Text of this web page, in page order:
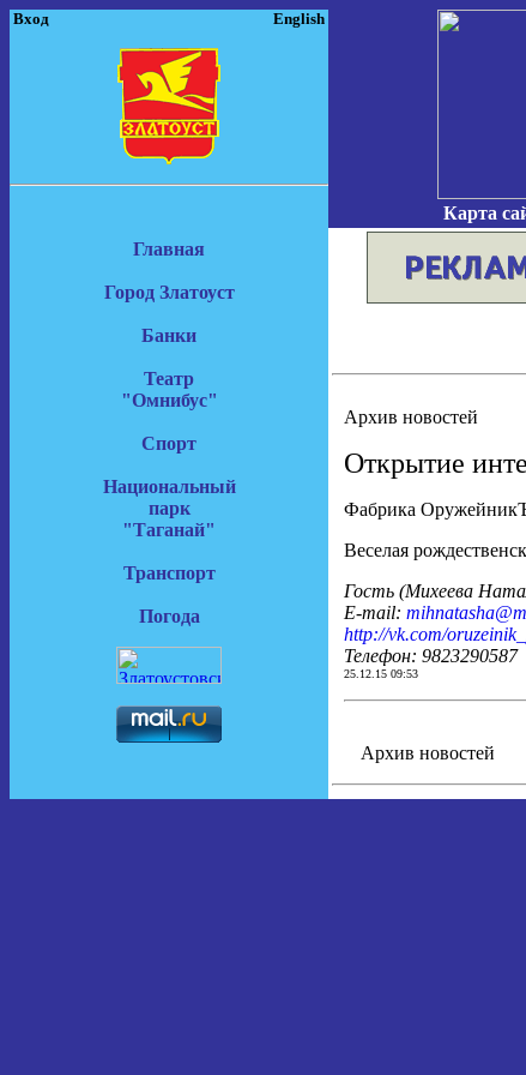
Вход English
Главная
Город Златоуст
Банки
Театр
"Омнибус"
Спорт
Национальный
парк
"Таганай"
Транспорт
Погода
Карта
Архив новостей
Открытие
Фабрика ОружейникЪ
Веселая
Гость (Михеева
E-mail:
http://vk.com/
Телефон: 9823290587
25.12.15 09:53
Архив новостей